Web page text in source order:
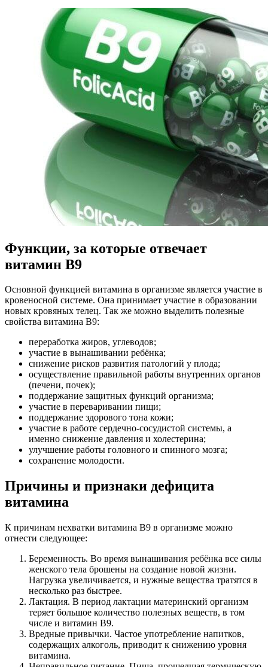
Функции, за которые отвечает
витамин В9
Основной функцией витамина в организме является участие в
кровеносной системе. Она принимает участие в образовании
новых кровяных телец. Так же можно выделить полезные
свойства витамина В9:
переработка жиров, углеводов;
участие в вынашивании ребёнка;
снижение рисков развития патологий у плода;
осуществление правильной работы внутренних органов
(печени, почек);
поддержание защитных функций организма;
участие в переваривании пищи;
поддержание здорового тона кожи;
участие в работе сердечно-сосудистой системы, а
именно снижение давления и холестерина;
улучшение работы головного и спинного мозга;
сохранение молодости.
Причины и признаки дефицита
витамина
К причинам нехватки витамина В9 в организме можно
отнести следующее:
Беременность. Во время вынашивания ребёнка все силы
женского тела брошены на создание новой жизни.
Нагрузка увеличивается, и нужные вещества тратятся в
несколько раз быстрее.
Лактация. В период лактации материнский организм
теряет большое количество полезных веществ, в том
числе и витамин В9.
Вредные привычки. Частое употребление напитков,
содержащих алкоголь, приводит к снижению уровня
витамина.